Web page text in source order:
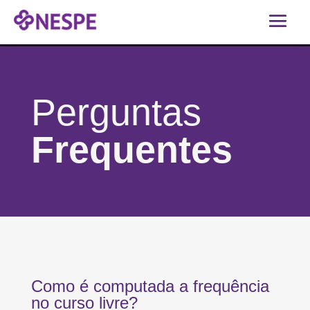
Perguntas
Frequentes
Como é computada a frequência
no curso livre?